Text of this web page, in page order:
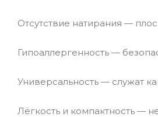
Отсутствие натирания —
Гипоаллергенность —
Универсальность — служат
Лёгкость и компактность —